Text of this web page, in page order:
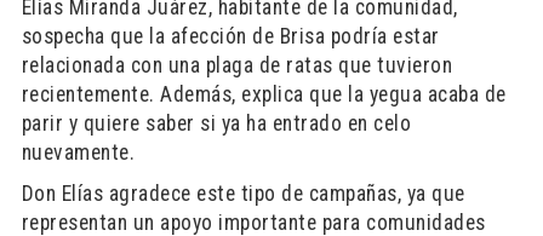
Elías Miranda Juárez, habitante de la comunidad,
sospecha que la afección de Brisa podría estar
relacionada con una plaga de ratas que tuvieron
recientemente. Además, explica que la yegua acaba de
parir y quiere saber si ya ha entrado en celo
nuevamente.
Don Elías agradece este tipo de campañas, ya que
representan un apoyo importante para comunidades